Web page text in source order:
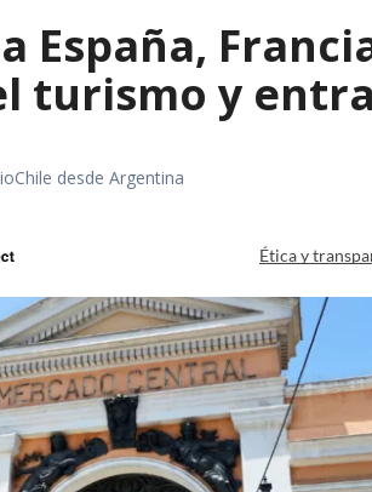
España,
turismo y
desde Argentina
Ética y